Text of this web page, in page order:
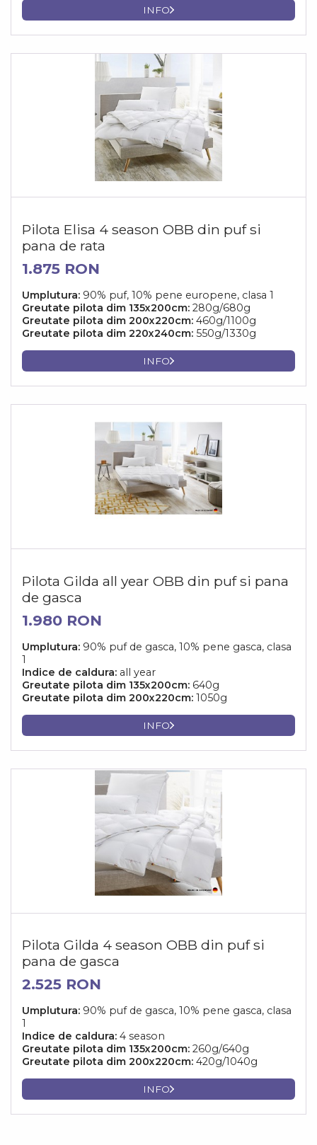
INFO
Pilota Elisa 4 season OBB din puf si
pana de rata
1.875 RON
Umplutura: 90% puf, 10% pene europene, clasa 1
Greutate pilota dim 135x200cm: 280g/680g
Greutate pilota dim 200x220cm: 460g/1100g
Greutate pilota dim 220x240cm: 550g/1330g
INFO
Pilota Gilda all year OBB din puf si pana
de gasca
1.980 RON
Umplutura: 90% puf de gasca, 10% pene gasca, clasa
1
Indice de caldura: all year
Greutate pilota dim 135x200cm: 640g
Greutate pilota dim 200x220cm: 1050g
INFO
Pilota Gilda 4 season OBB din puf si
pana de gasca
2.525 RON
Umplutura: 90% puf de gasca, 10% pene gasca, clasa
1
Indice de caldura: 4 season
Greutate pilota dim 135x200cm: 260g/640g
Greutate pilota dim 200x220cm: 420g/1040g
INFO